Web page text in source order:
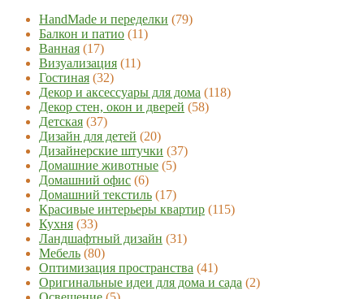
HandMade и переделки (79)
Балкон и патио (11)
Ванная (17)
Визуализация (11)
Гостиная (32)
Декор и аксессуары для дома (118)
Декор стен, окон и дверей (58)
Детская (37)
Дизайн для детей (20)
Дизайнерские штучки (37)
Домашние животные (5)
Домашний офис (6)
Домашний текстиль (17)
Красивые интерьеры квартир (115)
Кухня (33)
Ландшафтный дизайн (31)
Мебель (80)
Оптимизация пространства (41)
Оригинальные идеи для дома и сада (2)